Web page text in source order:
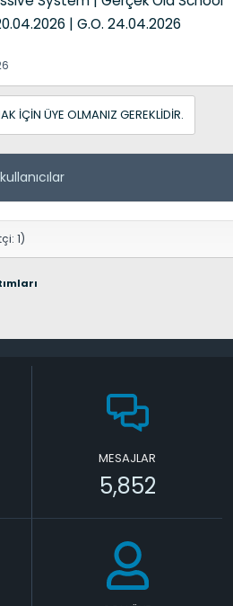
| G.O. 24.04.2026
IÇIN ÜYE OLMANIZ GEREKLIDIR.
1)
MESAJLAR
5,852